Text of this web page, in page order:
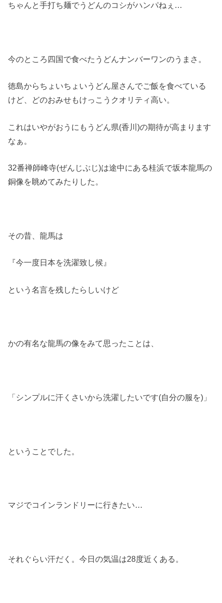
ちゃんと手打ち麺でうどんのコシがハンパねぇ…
今のところ四国で食べたうどんナンバーワンのうまさ。
徳島からちょいちょいうどん屋さんでご飯を食べている
けど、どのおみせもけっこうクオリティ高い。
これはいやがおうにもうどん県(香川)の期待が高まります
なぁ。
32番禅師峰寺(ぜんじぶじ)は途中にある桂浜で坂本龍馬の
銅像を眺めてみたりした。
その昔、龍馬は
『今一度日本を洗濯致し候』
という名言を残したらしいけど
かの有名な龍馬の像をみて思ったことは、
「シンプルに汗くさいから洗濯したいです(自分の服を)」
ということでした。
マジでコインランドリーに行きたい…
それぐらい汗だく。今日の気温は28度近くある。